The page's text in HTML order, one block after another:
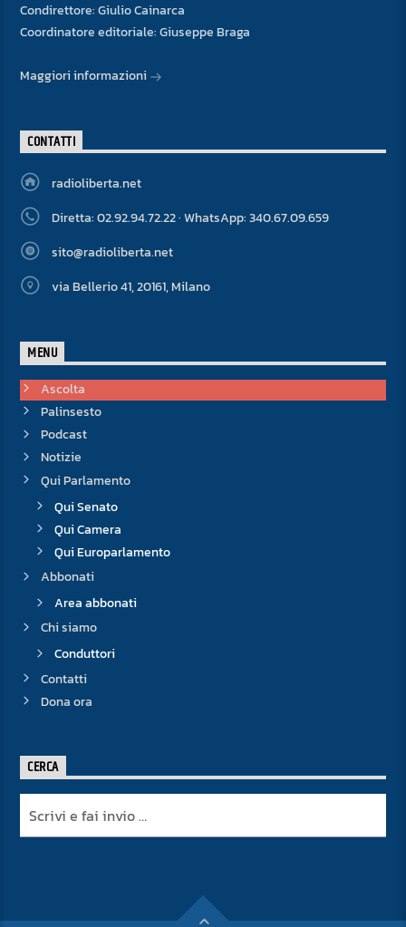
Condirettore: Giulio Cainarca
Coordinatore editoriale: Giuseppe Braga
Maggiori informazioni
CONTATTI
radioliberta.net
Diretta: 02.92.94.72.22 · WhatsApp: 340.67.09.659
sito@radioliberta.net
via Bellerio 41, 20161, Milano
MENU
Ascolta
Palinsesto
Podcast
Notizie
Qui Parlamento
Qui Senato
Qui Camera
Qui Europarlamento
Abbonati
Area abbonati
Chi siamo
Conduttori
Contatti
Dona ora
CERCA